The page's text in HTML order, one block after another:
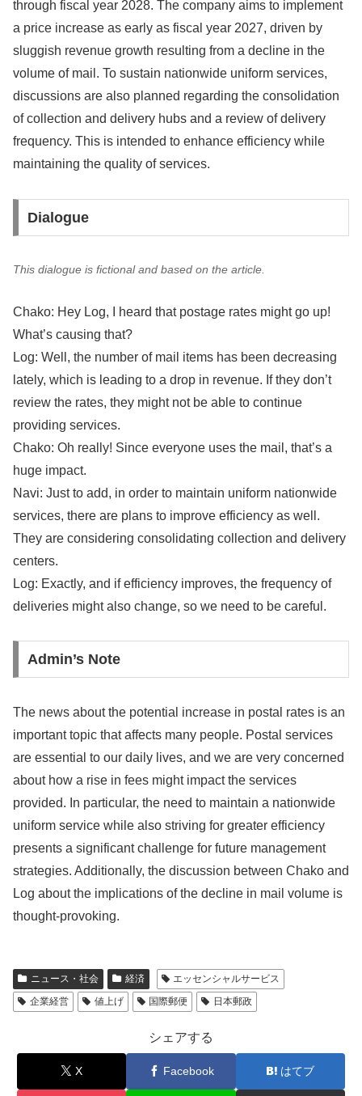
through fiscal year 2028. The company aims to implement
a price increase as early as fiscal year 2027, driven by
sluggish revenue growth resulting from a decline in the
volume of mail. To sustain nationwide uniform services,
discussions are also planned regarding the consolidation
of collection and delivery hubs and a review of delivery
frequency. This is intended to enhance efficiency while
maintaining the quality of services.
Dialogue
This dialogue is fictional and based on the article.
Chako: Hey Log, I heard that postage rates might go up!
What’s causing that?
Log: Well, the number of mail items has been decreasing
lately, which is leading to a drop in revenue. If they don’t
review the rates, they might not be able to continue
providing services.
Chako: Oh really! Since everyone uses the mail, that’s a
huge impact.
Navi: Just to add, in order to maintain uniform nationwide
services, there are plans to improve efficiency as well.
They are considering consolidating collection and delivery
centers.
Log: Exactly, and if efficiency improves, the frequency of
deliveries might also change, so we need to be careful.
Admin’s Note
The news about the potential increase in postal rates is an
important topic that affects many people. Postal services
are essential to our daily lives, and we are very concerned
about how a rise in fees might impact the services
provided. In particular, the need to maintain a nationwide
uniform service while also striving for greater efficiency
presents a significant challenge for future management
strategies. Additionally, the discussion between Chako and
Log about the implications of the decline in mail volume is
thought-provoking.
ニュース・社会 経済
エッセンシャルサービス
企業経営
値上げ 国際郵便 日本郵政
シェアする
X Facebook はてブ